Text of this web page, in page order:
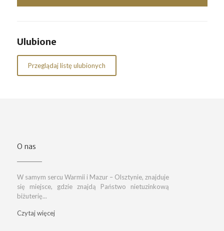
Ulubione
Przeglądaj listę ulubionych
O nas
W samym sercu Warmii i Mazur – Olsztynie, znajduje
się miejsce, gdzie znajdą Państwo nietuzinkową
biżuterię...
Czytaj więcej